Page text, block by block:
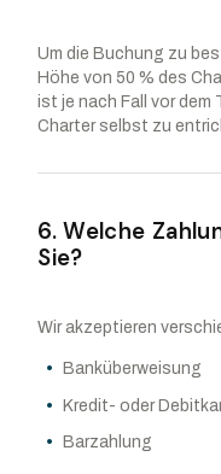
Um die Buchung zu
Höhe von 50 % des
ist je nach Fall vor dem
Charter selbst zu
6. Welche
Sie?
Wir akzeptieren
Banküberweisung
Kredit- oder
Barzahlung